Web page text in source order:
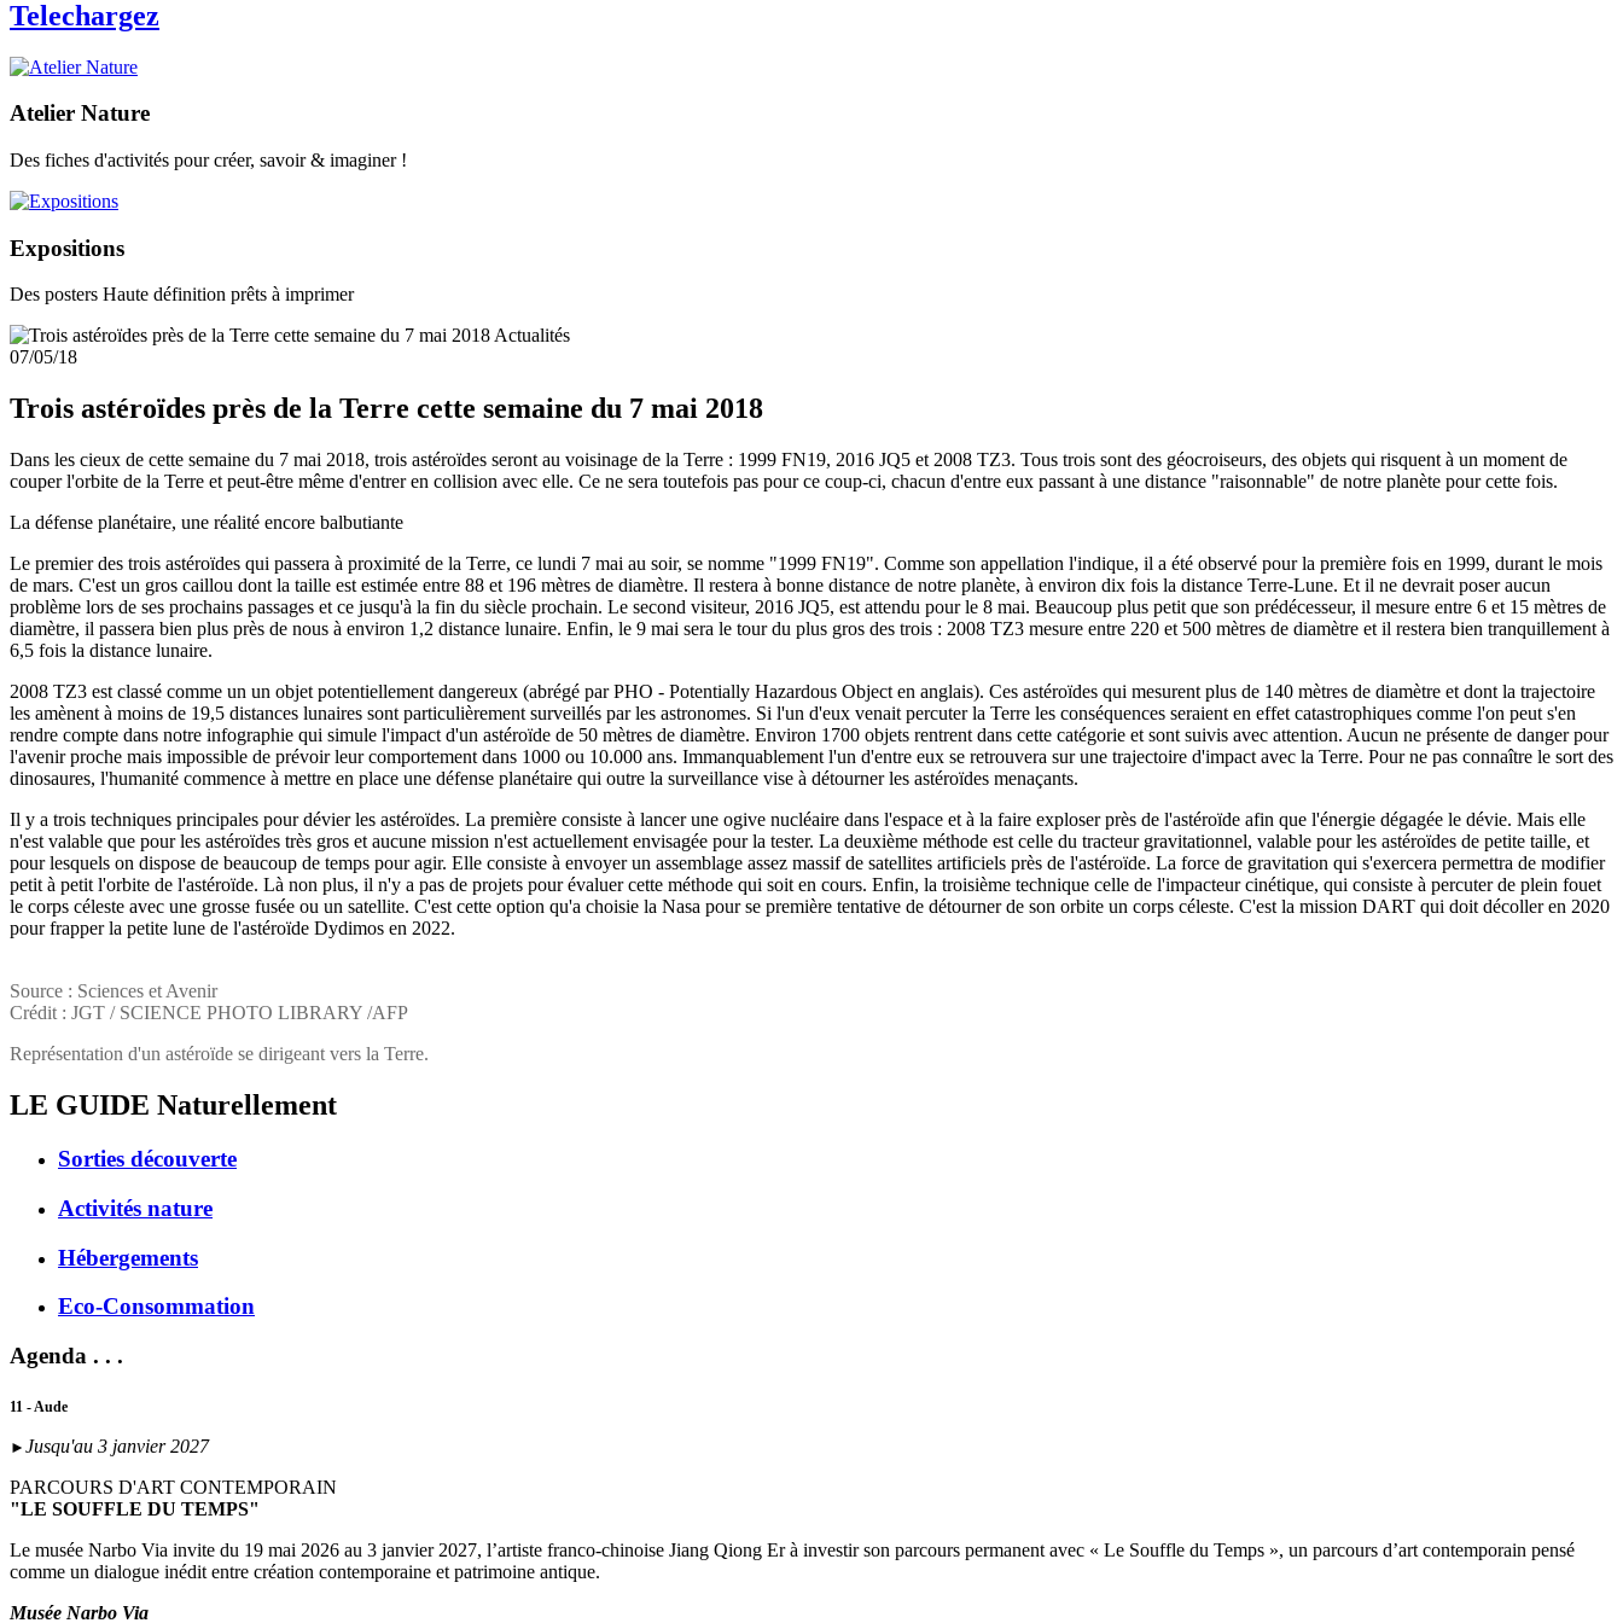
Telechargez
Atelier Nature
Des fiches d'activités pour créer, savoir & imaginer !
Expositions
Des posters Haute définition prêts à imprimer
Actualités
07/05/18
Trois astéroïdes près de la Terre cette semaine du 7 mai 2018
Dans les cieux de cette semaine du 7 mai 2018, trois astéroïdes seront au voisinage de la Terre : 1999 FN19, 2016 JQ5 et 2008 TZ3. Tous trois sont des géocroiseurs, des objets qui risquent à un moment de
couper l'orbite de la Terre et peut-être même d'entrer en collision avec elle. Ce ne sera toutefois pas pour ce coup-ci, chacun d'entre eux passant à une distance "raisonnable" de notre planète pour cette fois.
La défense planétaire, une réalité encore balbutiante
Le premier des trois astéroïdes qui passera à proximité de la Terre, ce lundi 7 mai au soir, se nomme "1999 FN19". Comme son appellation l'indique, il a été observé pour la première fois en 1999, durant le mois
de mars. C'est un gros caillou dont la taille est estimée entre 88 et 196 mètres de diamètre. Il restera à bonne distance de notre planète, à environ dix fois la distance Terre-Lune. Et il ne devrait poser aucun
problème lors de ses prochains passages et ce jusqu'à la fin du siècle prochain. Le second visiteur, 2016 JQ5, est attendu pour le 8 mai. Beaucoup plus petit que son prédécesseur, il mesure entre 6 et 15 mètres de
diamètre, il passera bien plus près de nous à environ 1,2 distance lunaire. Enfin, le 9 mai sera le tour du plus gros des trois : 2008 TZ3 mesure entre 220 et 500 mètres de diamètre et il restera bien tranquillement à
6,5 fois la distance lunaire.
2008 TZ3 est classé comme un un objet potentiellement dangereux (abrégé par PHO - Potentially Hazardous Object en anglais). Ces astéroïdes qui mesurent plus de 140 mètres de diamètre et dont la trajectoire
les amènent à moins de 19,5 distances lunaires sont particulièrement surveillés par les astronomes. Si l'un d'eux venait percuter la Terre les conséquences seraient en effet catastrophiques comme l'on peut s'en
rendre compte dans notre infographie qui simule l'impact d'un astéroïde de 50 mètres de diamètre. Environ 1700 objets rentrent dans cette catégorie et sont suivis avec attention. Aucun ne présente de danger pour
l'avenir proche mais impossible de prévoir leur comportement dans 1000 ou 10.000 ans. Immanquablement l'un d'entre eux se retrouvera sur une trajectoire d'impact avec la Terre. Pour ne pas connaître le sort des
dinosaures, l'humanité commence à mettre en place une défense planétaire qui outre la surveillance vise à détourner les astéroïdes menaçants.
Il y a trois techniques principales pour dévier les astéroïdes. La première consiste à lancer une ogive nucléaire dans l'espace et à la faire exploser près de l'astéroïde afin que l'énergie dégagée le dévie. Mais elle
n'est valable que pour les astéroïdes très gros et aucune mission n'est actuellement envisagée pour la tester. La deuxième méthode est celle du tracteur gravitationnel, valable pour les astéroïdes de petite taille, et
pour lesquels on dispose de beaucoup de temps pour agir. Elle consiste à envoyer un assemblage assez massif de satellites artificiels près de l'astéroïde. La force de gravitation qui s'exercera permettra de modifier
petit à petit l'orbite de l'astéroïde. Là non plus, il n'y a pas de projets pour évaluer cette méthode qui soit en cours. Enfin, la troisième technique celle de l'impacteur cinétique, qui consiste à percuter de plein fouet
le corps céleste avec une grosse fusée ou un satellite. C'est cette option qu'a choisie la Nasa pour se première tentative de détourner de son orbite un corps céleste. C'est la mission DART qui doit décoller en 2020
pour frapper la petite lune de l'astéroïde Dydimos en 2022.
Source : Sciences et Avenir
Crédit : JGT / SCIENCE PHOTO LIBRARY /AFP
Représentation d'un astéroïde se dirigeant vers la Terre.
LE GUIDE Naturellement
Sorties découverte
Activités nature
Hébergements
Eco-Consommation
Agenda . . .
11 - Aude
► Jusqu'au 3 janvier 2027
PARCOURS D'ART CONTEMPORAIN
"LE SOUFFLE DU TEMPS"
Le musée Narbo Via invite du 19 mai 2026 au 3 janvier 2027, l’artiste franco-chinoise Jiang Qiong Er à investir son parcours permanent avec « Le Souffle du Temps », un parcours d’art contemporain pensé
comme un dialogue inédit entre création contemporaine et patrimoine antique.
Musée Narbo Via